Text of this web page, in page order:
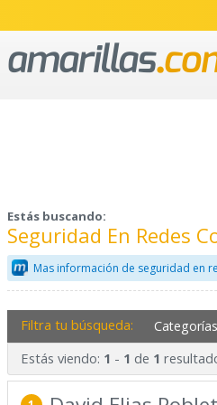
Estás buscando:
Seguridad En Redes
Mas información de seguridad en
Filtra tu búsqueda: Categorías
Estás viendo: 1 - 1 de 1